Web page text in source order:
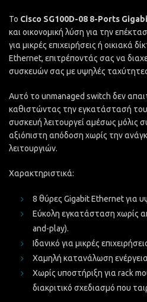
Το Cisco SG100D-08 8-Ports
και οικονομική λύση για την
για μικρές επιχειρήσεις ή οικιακά
Ethernet, επιτρέποντάς σας να
συσκευών σας με υψηλές
Αυτό το unmanaged switch δεν
καθιστώντας την εγκατάστασή του
συσκευή λειτουργεί αμέσως μόλις
αξιόπιστη απόδοση χωρίς την
λειτουργιών.
Χαρακτηριστικά:
8 θύρες Gigabit Ethernet για
Εύκολη εγκατάσταση χωρίς
and-play).
Ιδανικό για μικρές
Χαμηλή κατανάλωση
Χωρίς υποστήριξη για rack
διακριτικό σχεδιασμό που